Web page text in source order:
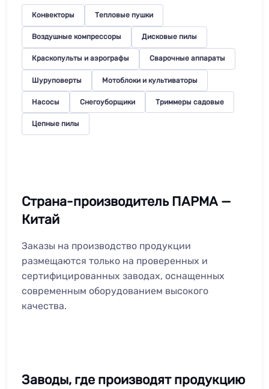
Конвекторы Тепловые пушки
Воздушные компрессоры Дисковые пилы
Краскопульты и аэрографы Сварочные аппараты
Шуруповерты Мотоблоки и культиваторы
Насосы Снегоуборщики Триммеры садовые
Цепные пилы
Страна-производитель ПАРМА —
Китай
Заказы на производство продукции
размещаются только на проверенных и
сертифицированных заводах, оснащенных
современным оборудованием высокого
качества.
Заводы, где производят продукцию